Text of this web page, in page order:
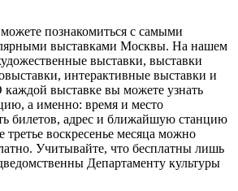
познакомиться с самыми
выставками Москвы. На нашем
выставки, выставки
интерактивные выставки и
выставке вы можете узнать
а именно: время и место
билетов, адрес и ближайшую станцию
третье воскресенье месяца можно
Учитывайте, что бесплатны лишь
Департаменту культуры